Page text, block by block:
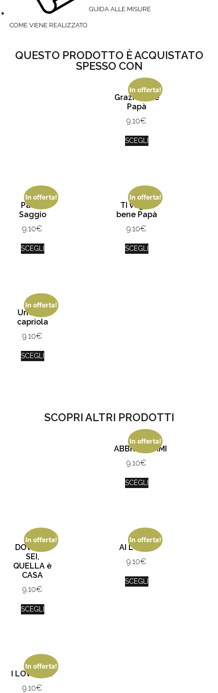
COME VIENE REALIZZATO
GUIDA ALLE MISURE
QUESTO PRODOTTO È ACQUISTATO
SPESSO CON
In offerta!
Grazie Mille
Papà
9.10€
SCEGLI
In offerta!
Padre
Saggio
9.10€
SCEGLI
In offerta!
TI voglio
bene Papà
9.10€
SCEGLI
In offerta!
Un’altra
capriola
9.10€
SCEGLI
SCOPRI ALTRI PRODOTTI
In offerta!
ABBRACCIAMI
9.10€
SCEGLI
In offerta!
DOVE TU
SEI,
QUELLA è
CASA
9.10€
SCEGLI
In offerta!
AI LOV IU
9.10€
SCEGLI
In offerta!
I LOVE YOU
9.10€